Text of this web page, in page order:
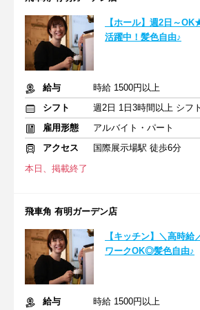
【ホール】週2日～
活躍中！髪色自由♪
給与
時給 1500円以上
シフト
週2日 1日3時間以上 シフ
雇用形態
アルバイト・パート
アクセス
国際展示場駅 徒歩6分
本日、掲載終了
飛車角 有明ガーデン店
【キッチン】＼高時
ワークOK◎髪色自由♪
給与 時給 1500円以上